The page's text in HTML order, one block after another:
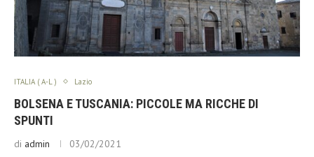
ITALIA ( A-L ) Lazio
BOLSENA E TUSCANIA: PICCOLE MA RICCHE DI
SPUNTI
di admin 03/02/2021